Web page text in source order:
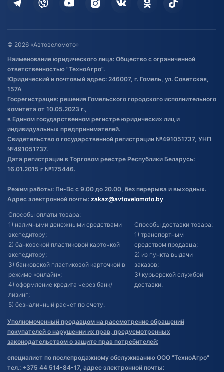
Дополнительные услуги
Оставить отзыв
Договор публичной оферты
Обработка файлов cookie
Постановка транспорта на учет
Обновления в ЭПТС 2024
© 2026 «Автовеломото»
Наименование юридического лица: Общество с ограниченной
ответственностью "ТехноАгро".
Юридический и почтовый адрес: 246007, г. Гомель, ул. Советская,
157А
Госрегистрация: решения Гомельского городского исполнительного
комитета от 10.05.2023 г.,
в Едином государственном регистре юридических лиц и
индивидуальных предпринимателей.
Свидетельство о государственной регистрации №491051737, УНП
№491051737.
Дата регистрации в Торговом реестре Республики Беларусь:
16.01.2015 г №175446.
Режим работы: Пн-Вс с 9.00 до 20.00, без перерыва и выходных.
Адрес электронной почты: zakaz@avtovelomoto.by
Способы оплаты товара:
1) наличными денежными средствами
экспедитору;
2) банковской пластиковой карточкой
экспедитору;
3) банковской пластиковой карточкой в
режиме «онлайн»;
4) оформление кредита через банк/
лизинг;
5) безналичный расчет по счету.
Способы доставки товара:
1) транспортным
средством продавца;
2) из пункта выдачи
заказов;
3) курьерской службой
доставки.
Уполномоченный продавцом на рассмотрение обращений
покупателей о нарушении их прав, предусмотренных
законодательством о защите прав потребителей:
специалист по послепродажному обслуживанию ООО "ТехноАгро"
тел.: +375 44 514-84-17, адрес электронной почты: